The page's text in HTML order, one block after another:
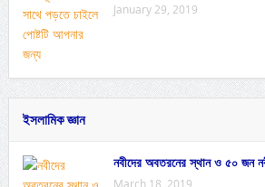
January 29, 2019
ইসলামিক জ্ঞান
নবীদের অবতরনের স্থান ও ৫০ জন
March 18, 2019